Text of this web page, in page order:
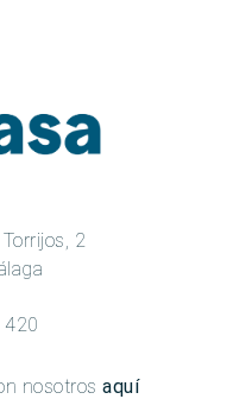
2
nosotros aquí